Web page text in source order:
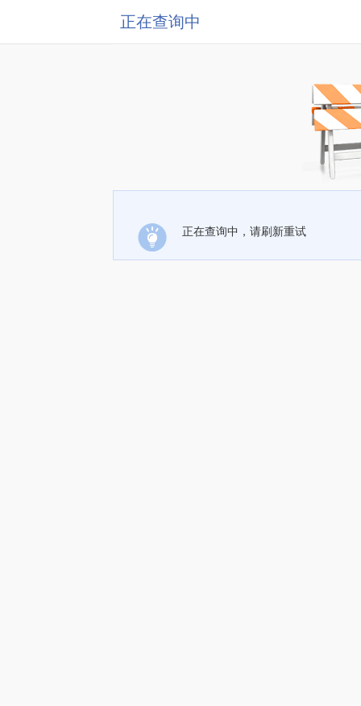
正在查询中
正在查询中，请刷新重试